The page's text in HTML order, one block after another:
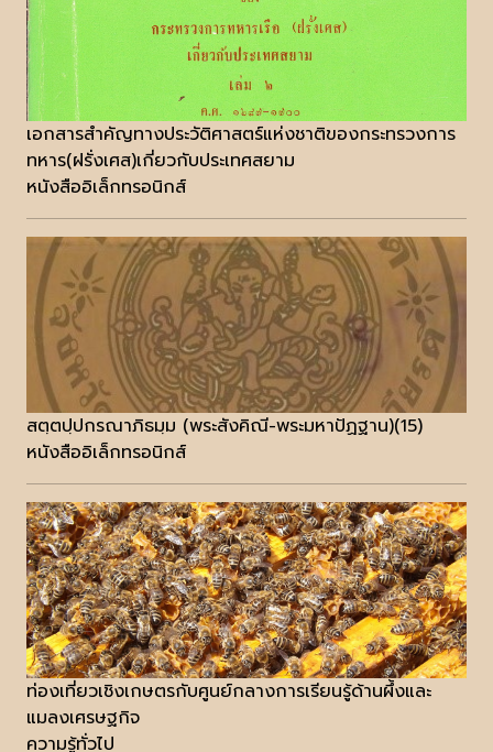
เอกสารสำคัญทางประวัติศาสตร์แห่งชาติของกระทรวงการ
ทหาร(ฝรั่งเศส)เกี่ยวกับประเทศสยาม
หนังสืออิเล็กทรอนิกส์
สตฺตปฺปกรณาภิธมฺม (พระสังคิณี-พระมหาปัฏฐาน)(15)
หนังสืออิเล็กทรอนิกส์
ท่องเที่ยวเชิงเกษตรกับศูนย์กลางการเรียนรู้ด้านผึ้งและ
แมลงเศรษฐกิจ
ความรู้ทั่วไป